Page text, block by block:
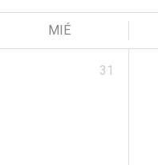
MIÉ
31